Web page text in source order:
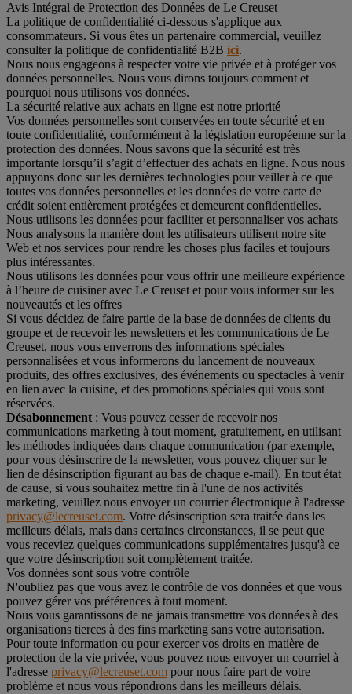
Avis Intégral de Protection des Données de Le Creuset
La politique de confidentialité ci-dessous s'applique aux
consommateurs. Si vous êtes un partenaire commercial, veuillez
consulter la politique de confidentialité B2B ici.
Nous nous engageons à respecter votre vie privée et à protéger vos
données personnelles. Nous vous dirons toujours comment et
pourquoi nous utilisons vos données.
La sécurité relative aux achats en ligne est notre priorité
Vos données personnelles sont conservées en toute sécurité et en
toute confidentialité, conformément à la législation européenne sur la
protection des données. Nous savons que la sécurité est très
importante lorsqu’il s’agit d’effectuer des achats en ligne. Nous nous
appuyons donc sur les dernières technologies pour veiller à ce que
toutes vos données personnelles et les données de votre carte de
crédit soient entièrement protégées et demeurent confidentielles.
Nous utilisons les données pour faciliter et personnaliser vos achats
Nous analysons la manière dont les utilisateurs utilisent notre site
Web et nos services pour rendre les choses plus faciles et toujours
plus intéressantes.
Nous utilisons les données pour vous offrir une meilleure expérience
à l’heure de cuisiner avec Le Creuset et pour vous informer sur les
nouveautés et les offres
Si vous décidez de faire partie de la base de données de clients du
groupe et de recevoir les newsletters et les communications de Le
Creuset, nous vous enverrons des informations spéciales
personnalisées et vous informerons du lancement de nouveaux
produits, des offres exclusives, des événements ou spectacles à venir
en lien avec la cuisine, et des promotions spéciales qui vous sont
réservées.
Désabonnement : Vous pouvez cesser de recevoir nos
communications marketing à tout moment, gratuitement, en utilisant
les méthodes indiquées dans chaque communication (par exemple,
pour vous désinscrire de la newsletter, vous pouvez cliquer sur le
lien de désinscription figurant au bas de chaque e-mail). En tout état
de cause, si vous souhaitez mettre fin à l'une de nos activités
marketing, veuillez nous envoyer un courrier électronique à l'adresse
privacy@lecreuset.com. Votre désinscription sera traitée dans les
meilleurs délais, mais dans certaines circonstances, il se peut que
vous receviez quelques communications supplémentaires jusqu'à ce
que votre désinscription soit complètement traitée.
Vos données sont sous votre contrôle
N'oubliez pas que vous avez le contrôle de vos données et que vous
pouvez gérer vos préférences à tout moment.
Nous vous garantissons de ne jamais transmettre vos données à des
organisations tierces à des fins marketing sans votre autorisation.
Pour toute information ou pour exercer vos droits en matière de
protection de la vie privée, vous pouvez nous envoyer un courriel à
l'adresse privacy@lecreuset.com pour nous faire part de votre
problème et nous vous répondrons dans les meilleurs délais.